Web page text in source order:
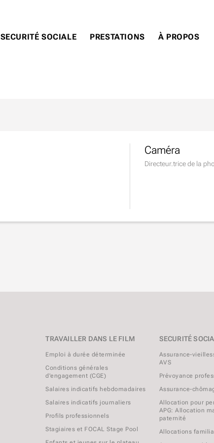
SECURITÉ SOCIALE PRESTATIONS À PROPOS
Caméra
Directeur.trice de la
TRAVAILLER DANS LE FILM
Emploi à durée déterminée
Conditions générales
d'engagement (CGE)
Salaires indicatifs hebdomadaires
Salaires indicatifs journaliers
Profils professionnels
Stagiaires et FOCAL Stage Pool
SECURITÉ
Assurance-
AVS
Prévoyance
Assurance-
Allocation pour
APG: Allocation
paternité
Allocations